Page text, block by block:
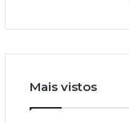
Mais vistos